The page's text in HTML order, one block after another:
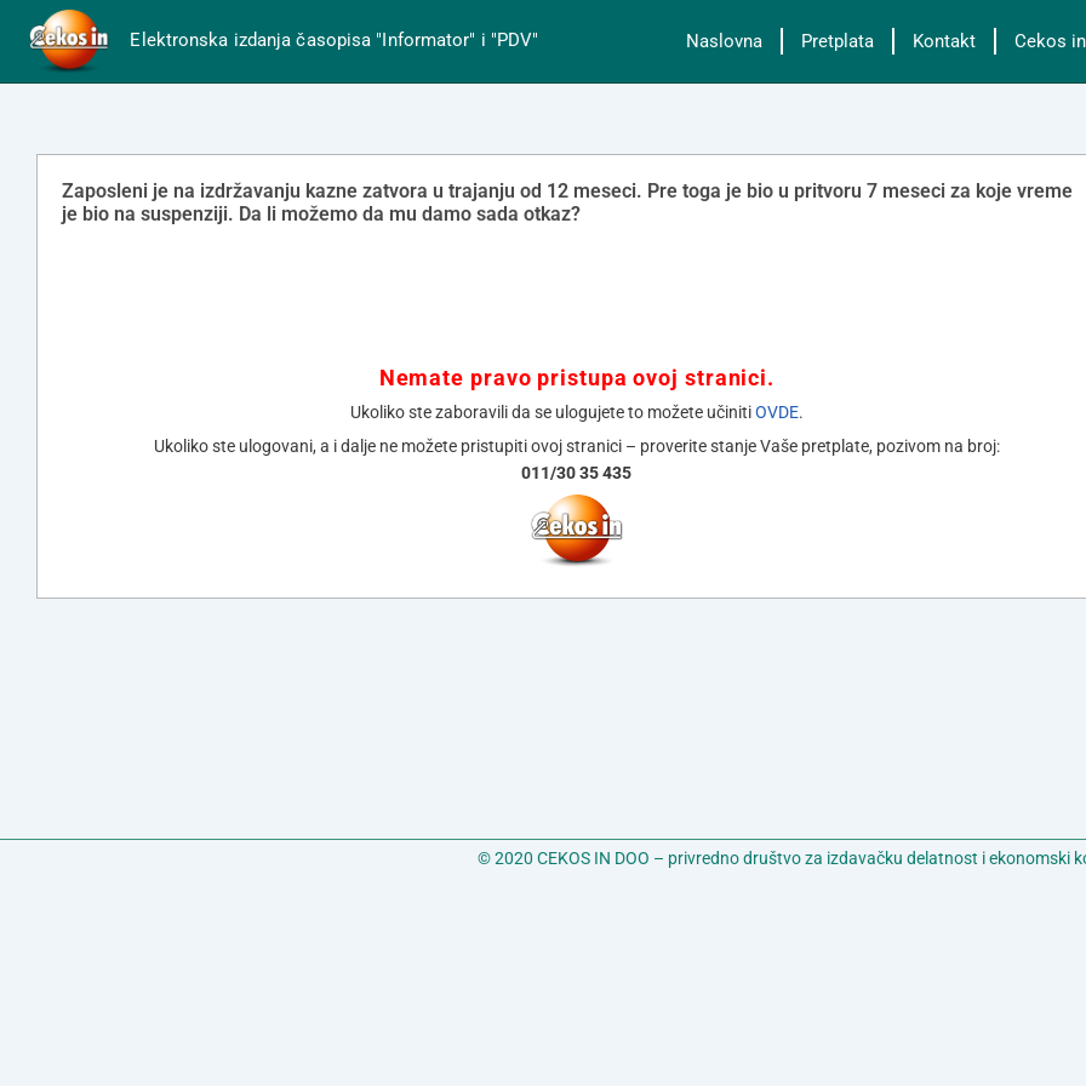
Elektronska izdanja časopisa "Informator" i "PDV" Naslovna Pretplata Kontakt Cekos in
Zaposleni je na izdržavanju kazne zatvora u trajanju od 12 meseci. Pre toga je bio u pritvoru 7 meseci za koje vreme
je bio na suspenziji. Da li možemo da mu damo sada otkaz?
Nemate pravo pristupa ovoj stranici.
Ukoliko ste zaboravili da se ulogujete to možete učinitiOVDE.
Ukoliko ste ulogovani, a i dalje ne možete pristupiti ovoj stranici – proverite stanje Vaše pretplate, pozivom na broj:
011/30 35 435
© 2020 CEKOS IN DOO – privredno društvo za izdavačku delatnost i ekonomski